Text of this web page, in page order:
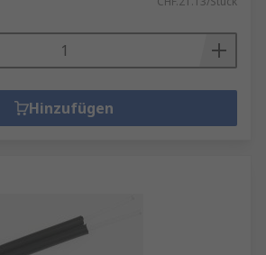
Hinzufügen